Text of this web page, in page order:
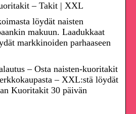
– Takit | XXL
löydät naisten
makuun. Laadukkaat
markkinoiden parhaaseen
– Osta naisten-kuoritakit
– XXL:stä löydät
Kuoritakit 30 päivän